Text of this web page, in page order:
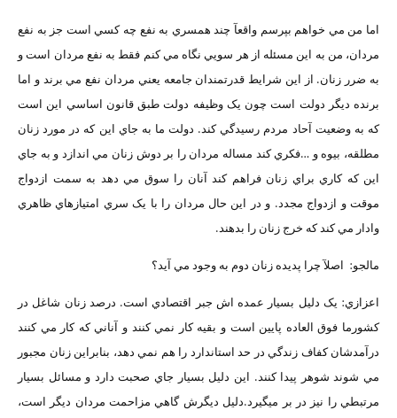
اما من مي خواهم بپرسم واقعآ چند همسري به نفع چه کسي است جز به نفع
مردان، من به اين مسئله از هر سويي نگاه مي کنم فقط به نفع مردان است و
به ضرر زنان. از اين شرايط قدرتمندان جامعه يعني مردان نفع مي برند و اما
برنده ديگر دولت است چون يک وظيفه دولت طبق قانون اساسي اين است
که به وضعيت آحاد مردم رسيدگي کند. دولت ما به جاي اين که در مورد زنان
مطلقه، بيوه و …فکري کند مساله مردان را بر دوش زنان مي اندازد و به جاي
اين که کاري براي زنان فراهم کند آنان را سوق مي دهد به سمت ازدواج
موقت و ازدواج مجدد. و در اين حال مردان را با يک سري امتيازهاي ظاهري
وادار مي کند که خرج زنان را بدهند.
مالجو: اصلآ چرا پديده زنان دوم به وجود مي آيد؟
اعزازي: يک دليل بسيار عمده اش جبر اقتصادي است. درصد زنان شاغل در
کشورما فوق العاده پايين است و بقيه کار نمي کنند و آناني که کار مي کنند
درآمدشان کفاف زندگي در حد استاندارد را هم نمي دهد، بنابراين زنان مجبور
مي شوند شوهر پيدا کنند. اين دليل بسيار جاي صحبت دارد و مسائل بسيار
مرتبطي را نيز در بر ميگيرد.دليل ديگرش گاهي مزاحمت مردان ديگر است،